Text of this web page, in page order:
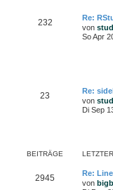
232
Re:
von
So Apr
23
Re:
von
Di Sep
BEITRÄGE
2945
Re:
von